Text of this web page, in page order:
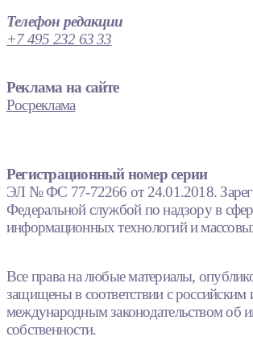
Телефон редакции
+7 495 232 63 33
Реклама на сайте
Росреклама
Регистрационный номер серии
ЭЛ № ФС 77-72266 от 24.01.2018.
Федеральной службой по надзору в
информационных технологий и
Все права на любые материалы,
защищены в соответствии с российским
международным законодательством об
собственности.